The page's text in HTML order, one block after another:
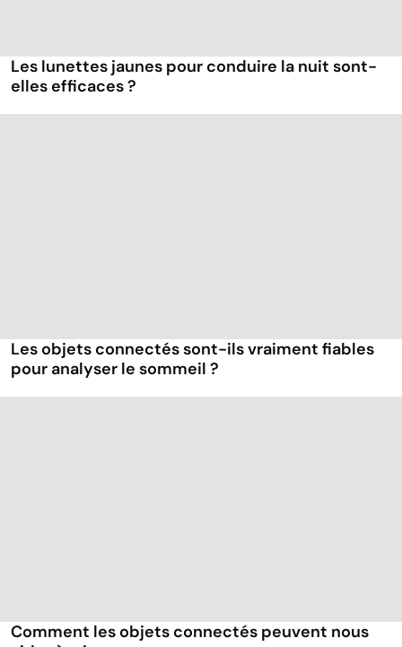
Les lunettes jaunes pour conduire la nuit sont-
elles efficaces ?
Les objets connectés sont-ils vraiment fiables
pour analyser le sommeil ?
Comment les objets connectés peuvent nous